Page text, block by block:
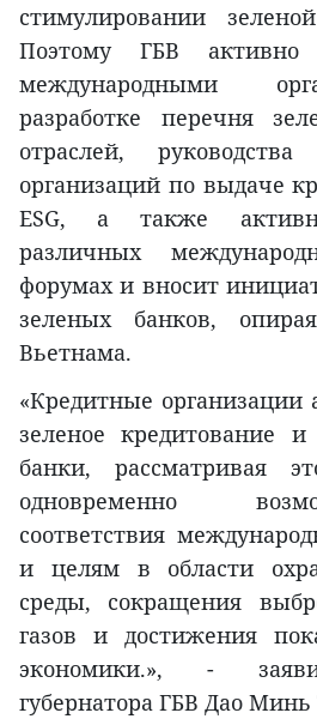
стимулировании
Поэтому ГБВ активно
международными
разработке перечня
отраслей,
организаций по выдаче
ESG, а также
различных
форумах и вносит
зеленых банков,
Вьетнама.
«Кредитные организации
зеленое кредитование
банки, рассматривая
одновременно
соответствия
и целям в области
среды, сокращения
газов и достижения
экономики.», -
губернатора ГБВ Дао Минь